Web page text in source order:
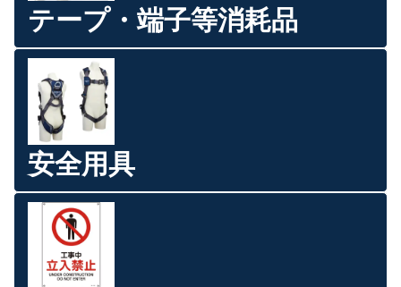
テープ・端子等消耗品
安全用具